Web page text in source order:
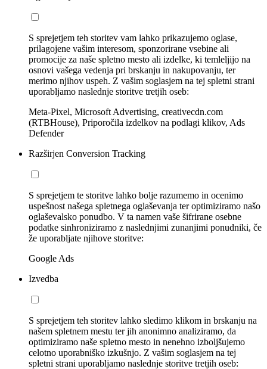
S sprejetjem teh storitev vam lahko prikazujemo oglase,
prilagojene vašim interesom, sponzorirane vsebine ali
promocije za naše spletno mesto ali izdelke, ki temleljijo na
osnovi vašega vedenja pri brskanju in nakupovanju, ter
merimo njihov uspeh. Z vašim soglasjem na tej spletni strani
uporabljamo naslednje storitve tretjih oseb:
Meta-Pixel, Microsoft Advertising, creativecdn.com
(RTBHouse), Priporočila izdelkov na podlagi klikov, Ads
Defender
Razširjen Conversion Tracking
S sprejetjem te storitve lahko bolje razumemo in ocenimo
uspešnost našega spletnega oglaševanja ter optimiziramo našo
oglaševalsko ponudbo. V ta namen vaše šifrirane osebne
podatke sinhroniziramo z naslednjimi zunanjimi ponudniki, če
že uporabljate njihove storitve:
Google Ads
Izvedba
S sprejetjem teh storitev lahko sledimo klikom in brskanju na
našem spletnem mestu ter jih anonimno analiziramo, da
optimiziramo naše spletno mesto in nenehno izboljšujemo
celotno uporabniško izkušnjo. Z vašim soglasjem na tej
spletni strani uporabljamo naslednje storitve tretjih oseb: